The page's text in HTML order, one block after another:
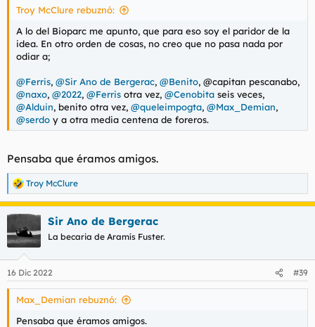
Los dos son un caso muy similar de mamitis patológica,
imagino que ellas son figuras muy tradicionales, se lo han
inculcado desde críos y lo tienen muy arraigado; lo que quizá a
ti te parezca una tontería a ellos les parece una gravísima
ofensa a los pilares fundamentales de su moral católica. Hay
batirse en un duelo a muerte en el Bioparc y se puede venir
con él@Max_Demiansi@Troy McClureestá en mi equipo.
Troy McClure rebuznó:
A lo del Bioparc me apunto, que para eso soy el paridor de la
idea. En otro orden de cosas, no creo que no pasa nada por
odiar a;
@Ferris, @Sir Ano de Bergerac, @Benito, @capitan pescanabo,
@naxo, @2022, @Ferris otra vez, @Cenobita seis veces,
@Alduin, benito otra vez, @queleimpogta, @Max_Demian,
@serdo y a otra media centena de foreros.
Pensaba que éramos amigos.
R
e
a
c
i
e
s
Troy McClure
Sir Ano de Bergerac
La becaria de Aramís Fuster.
16 Dic 2022 #39
Max_Demian rebuznó:
Pensaba que éramos amigos.